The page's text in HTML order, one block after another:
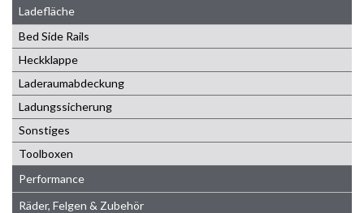
Ladefläche
Bed Side Rails
Heckklappe
Laderaumabdeckung
Ladungssicherung
Sonstiges
Toolboxen
Performance
Räder, Felgen & Zubehör